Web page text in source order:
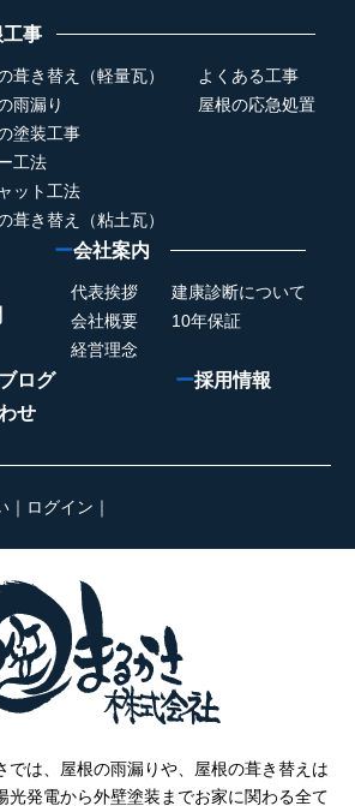
工事
葺き替え（軽量瓦）
雨漏り
塗装工事
工法
ット工法
葺き替え（粘土瓦）
よくある工事
屋根の応急処置
ー会社案内
代表挨拶
会社概要
経営理念
建康診断について
10年保証
ログ
せ
ー採用情報
｜ ログイン ｜
は、屋根の雨漏りや、屋根の葺き替えは
光発電から外壁塗装までお家に関わる全て